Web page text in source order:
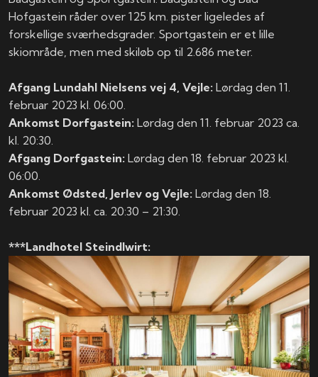
Hofgastein råder over 125 km. pister ligeledes af
forskellige sværhedsgrader. Sportgastein er et lille
skiområde, men med skiløb op til 2.686 meter.
Afgang Lundahl Nielsens vej 4, Vejle: ​Lørdag den 11.
februar 2023 kl. 06:00.
Ankomst Dorfgastein:​​Lørdag den 11. februar 2023 ca.
kl. 20:30.
Afgang Dorfgastein: ​Lørdag den 18. februar 2023 kl.
06:00.
Ankomst Ødsted, Jerlev og Vejle:​Lørdag den 18.
februar 2023 kl. ca. 20:30 – 21:30.​
***Landhotel Steindlwirt: